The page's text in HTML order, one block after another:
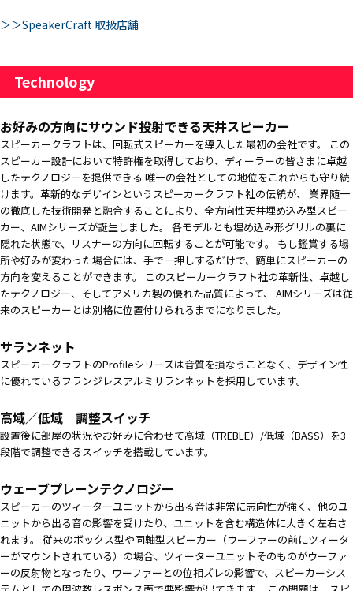
＞＞SpeakerCraft 取扱店舗
Technology
お好みの方向にサウンド投射できる天井スピーカー
スピーカークラフトは、回転式スピーカーを導入した最初の会社です。 この
スピーカー設計において特許権を取得しており、ディーラーの皆さまに卓越
したテクノロジーを提供できる 唯一の会社としての地位をこれからも守り続
けます。革新的なデザインというスピーカークラフト社の伝統が、 業界随一
の徹底した技術開発と融合することにより、全方向性天井埋め込み型スピー
カー、AIMシリーズが誕生しました。 各モデルとも埋め込み形グリルの裏に
隠れた状態で、リスナーの方向に回転することが可能です。 もし鑑賞する場
所や好みが変わった場合には、手で一押しするだけで、簡単にスピーカーの
方向を変えることができます。 このスピーカークラフト社の革新性、卓越し
たテクノロジー、そしてアメリカ製の優れた品質によって、 AIMシリーズは従
来のスピーカーとは別格に位置付けられるまでになりました。
サランネット
スピーカークラフトのProfileシリーズは音質を損なうことなく、デザイン性
に優れているフランジレスアルミサランネットを採用しています。
高域／低域 調整スイッチ
設置後に部屋の状況やお好みに合わせて高域（TREBLE）/低域（BASS）を3
段階で調整できるスイッチを搭載しています。
ウェーブプレーンテクノロジー
スピーカーのツィーターユニットから出る音は非常に志向性が強く、他のユ
ニットから出る音の影響を受けたり、ユニットを含む構造体に大きく左右さ
れます。 従来のボックス型や同軸型スピーカー（ウーファーの前にツィータ
ーがマウントされている）の場合、ツィーターユニットそのものがウーファ
ーの反射物となったり、ウーファーとの位相ズレの影響で、スピーカーシス